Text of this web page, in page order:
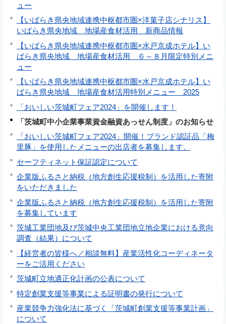
ュー
【いばらき県央地域連携中枢都市圏×洋菓子店シナリス】
いばらき県央地域 地場産食材活用 新商品情報
【いばらき県央地域連携中枢都市圏×水戸京成ホテル】い
ばらき県央地域 地場産食材活用 ６～８月限定特別メニ
ュー
【いばらき県央地域連携中枢都市圏×水戸京成ホテル】い
ばらき県央地域 地場産食材活用特別メニュー 2025
「おいしい茨城町フェア2024」を開催します！
「茨城町中小企業事業資金融資あっせん制度」のお知らせ
「おいしい茨城町フェア2024」開催！ブランド認証品「梅
里豚」を使用したメニューの出店者を募集します。
セーフティネット保証認定について
企業版ふるさと納税（地方創生応援税制）を活用した寄附
をいただきました
企業版ふるさと納税（地方創生応援税制）を活用した寄附
を募集しています
茨城工業団地及び茨城中央工業団地立地企業における意向
調査（結果）について
【経営者の皆様へ／相談無料】産業活性化コーディネータ
ーをご活用ください
茨城町立地適正化計画の公表について
特定創業支援等事業による証明書の発行について
産業競争力強化法に基づく「茨城町創業支援等事業計画」
について